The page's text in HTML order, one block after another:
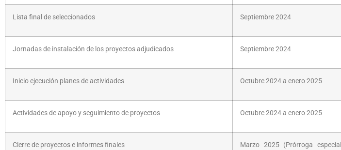
Lista final de seleccionados Septiembre 2024
Jornadas de instalación de los proyectos adjudicados Septiembre 2024
Inicio ejecución planes de actividades Octubre 2024 a enero 2025
Actividades de apoyo y seguimiento de proyectos Octubre 2024 a enero 2025
Cierre de proyectos e informes finales
Marzo 2025 (Prórroga especial